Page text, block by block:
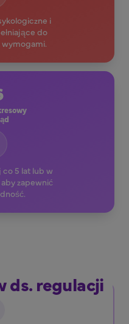
i
do
wymogami.
5 lat lub w
zapewnić
ds. regulacji